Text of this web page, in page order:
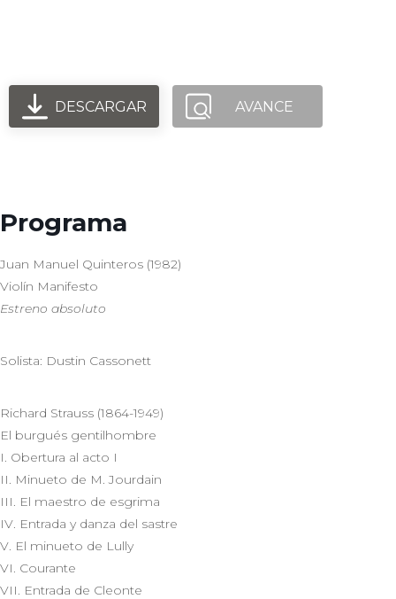
DESCARGAR AVANCE
Programa
Juan Manuel Quinteros (1982)
Violín Manifesto
Estreno absoluto
Solista: Dustin Cassonett
Richard Strauss (1864-1949)
El burgués gentilhombre
I. Obertura al acto I
II. Minueto de M. Jourdain
III. El maestro de esgrima
IV. Entrada y danza del sastre
V. El minueto de Lully
VI. Courante
VII. Entrada de Cleonte